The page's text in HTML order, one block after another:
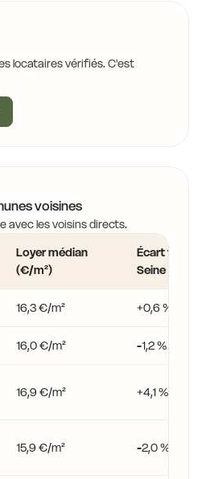
locataires vérifiés. C'est
voisines
avec les voisins directs.
Loyer médian
(€/m²)
Écart vs
Seine
16,3 €/m² +0,6 %
16,0 €/m² -1,2 %
16,9 €/m² +4,1 %
15,9 €/m² -2,0 %